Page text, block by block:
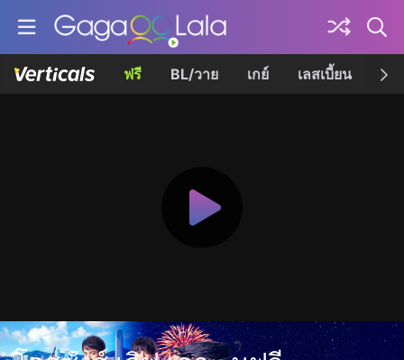
ฟรี BL/วาย เกย์ เลสเบี้ยน เค